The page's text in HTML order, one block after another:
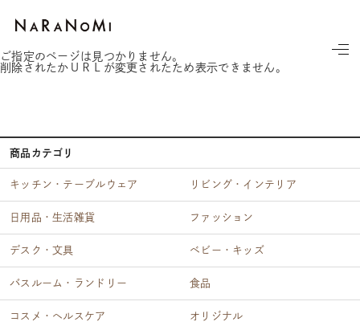
ご指定のページは見つかりません。
削除されたかＵＲＬが変更されたため表示できません。
商品カテゴリ
キッチン・テーブルウェア リビング・インテリア
日用品・生活雑貨 ファッション
デスク・文具 ベビー・キッズ
バスルーム・ランドリー 食品
コスメ・ヘルスケア オリジナル